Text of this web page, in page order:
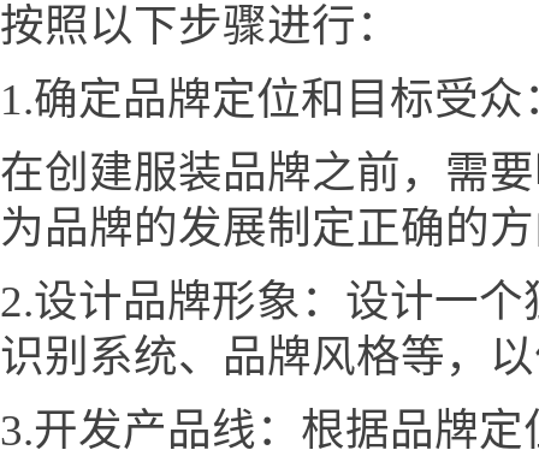
按照以下步骤进行：
1.确定品牌定位和目标受众
在创建服装品牌之前，需
为品牌的发展制定正确的
2.设计品牌形象：设计一
识别系统、品牌风格等，
3.开发产品线：根据品牌